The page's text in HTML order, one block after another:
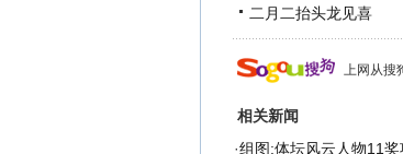
二月二抬头龙见喜
上网从搜
相关新闻
·组图:体坛风云人物11